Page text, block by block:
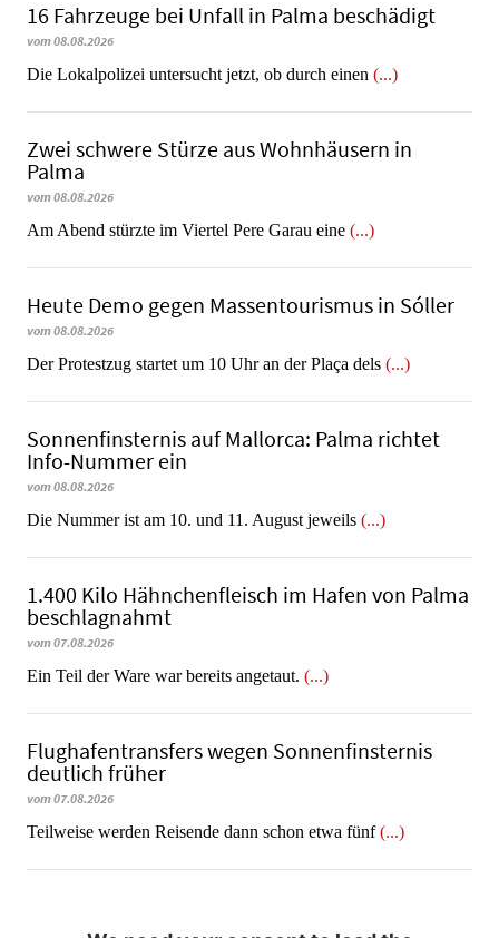
16 Fahrzeuge bei Unfall in Palma beschädigt
vom 08.08.2026
Die Lokalpolizei untersucht jetzt, ob durch einen (...)
Zwei schwere Stürze aus Wohnhäusern in
Palma
vom 08.08.2026
Am Abend stürzte im Viertel Pere Garau eine (...)
Heute Demo gegen Massentourismus in Sóller
vom 08.08.2026
Der Protestzug startet um 10 Uhr an der Plaça dels (...)
Sonnenfinsternis auf Mallorca: Palma richtet
Info-Nummer ein
vom 08.08.2026
Die Nummer ist am 10. und 11. August jeweils (...)
1.400 Kilo Hähnchenfleisch im Hafen von Palma
beschlagnahmt
vom 07.08.2026
​​​​​​​Ein Teil der Ware war bereits angetaut. (...)
Flughafentransfers wegen Sonnenfinsternis
deutlich früher
vom 07.08.2026
Teilweise werden Reisende dann schon etwa fünf(...)